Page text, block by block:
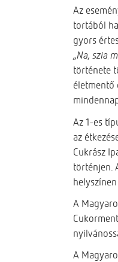
Az
tortából
gyors
„Na, szia
története
életmentő
Az 1-es
az
Cukrász
történjen.
A
A